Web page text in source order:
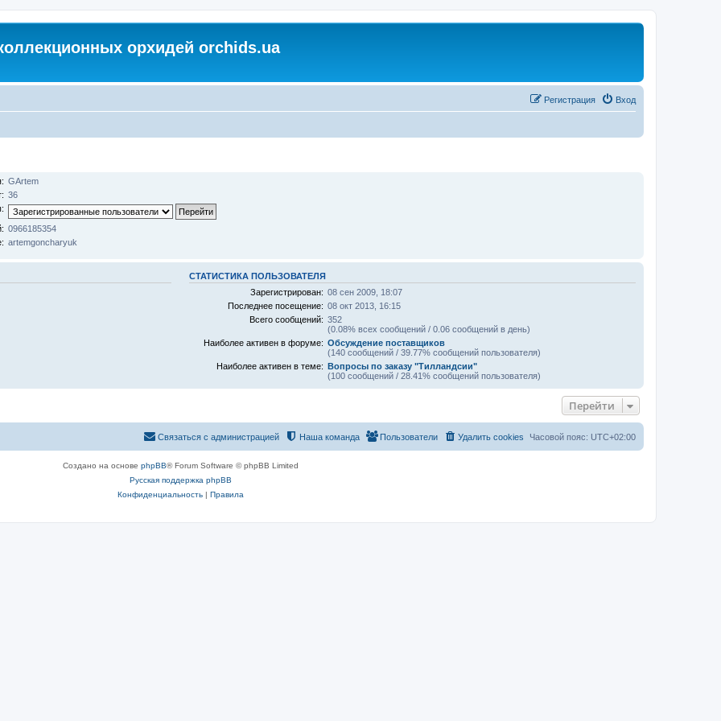
орхидей orchids.ua
Вход
Регистрация
GArtem
36
0966185354
artemgoncharyuk
СТАТИСТИКА ПОЛЬЗОВАТЕЛЯ
Зарегистрирован: 08 сен 2009, 18:07
Последнее посещение: 08 окт 2013, 16:15
Всего сообщений: 352
(0.08% всех сообщений / 0.06 сообщений в день)
Наиболее активен в форуме: Обсуждение поставщиков
(140 сообщений / 39.77% сообщений пользователя)
Наиболее активен в теме: Вопросы по заказу "Тилландсии"
(100 сообщений / 28.41% сообщений пользователя)
Перейти
Часовой пояс: UTC+02:00
Удалить cookies
Пользователи
Наша команда
Связаться с администрацией
Создано на основе phpBB® Forum Software © phpBB Limited
Русская поддержка phpBB
Конфиденциальность| Правила